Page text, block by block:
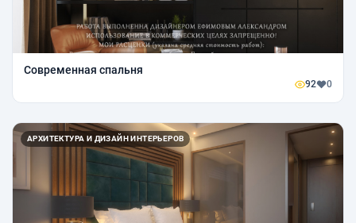
Современная спальня
92 0
АРХИТЕКТУРА И ДИЗАЙН ИНТЕРЬЕРОВ